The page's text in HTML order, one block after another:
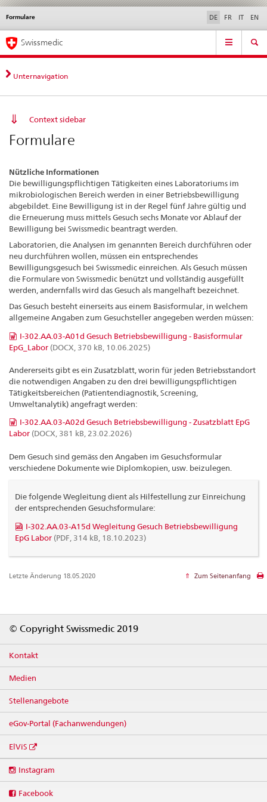
Direktnavigation
News,
Rechtsgrundlagen,
Kontakt
News & Updates Kontakt | Support & Hilfe
Formulare
Sprachwahl DE FR IT EN
Service
Hauptnavigation
Swissmedic
Unternavigation
Context sidebar
Formulare
Nützliche Informationen
Die bewilligungspflichtigen Tätigkeiten eines Laboratoriums im
mikrobiologischen Bereich werden in einer Betriebsbewilligung
abgebildet. Eine Bewilligung ist in der Regel fünf Jahre gültig und
die Erneuerung muss mittels Gesuch sechs Monate vor Ablauf der
Bewilligung bei Swissmedic beantragt werden.
Laboratorien, die Analysen im genannten Bereich durchführen oder
neu durchführen wollen, müssen ein entsprechendes
Bewilligungsgesuch bei Swissmedic einreichen. Als Gesuch müssen
die Formulare von Swissmedic benützt und vollständig ausgefüllt
werden, andernfalls wird das Gesuch als mangelhaft bezeichnet.
Das Gesuch besteht einerseits aus einem Basisformular, in welchem
allgemeine Angaben zum Gesuchsteller angegeben werden müssen:
I-302.AA.03-A01d Gesuch Betriebsbewilligung - Basisformular
EpG_Labor (DOCX, 370 kB, 10.06.2025)
Andererseits gibt es ein Zusatzblatt, worin für jeden Betriebsstandort
die notwendigen Angaben zu den drei bewilligungspflichtigen
Tätigkeitsbereichen (Patientendiagnostik, Screening,
Umweltanalytik) angefragt werden:
I-302.AA.03-A02d Gesuch Betriebsbewilligung - Zusatzblatt EpG
Labor (DOCX, 381 kB, 23.02.2026)
Dem Gesuch sind gemäss den Angaben im Gesuchsformular
verschiedene Dokumente wie Diplomkopien, usw. beizulegen.
Die folgende Wegleitung dient als Hilfestellung zur Einreichung
der entsprechenden Gesuchsformulare:
I-302.AA.03-A15d Wegleitung Gesuch Betriebsbewilligung
EpG Labor (PDF, 314 kB, 18.10.2023)
Letzte Änderung 18.05.2020 Zum Seitenanfang
© Copyright Swissmedic 2019
Kontakt
Medien
Stellenangebote
eGov-Portal (Fachanwendungen)
ElViS
media
Instagram
Facebook